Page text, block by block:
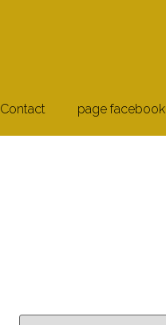
Contact page facebook